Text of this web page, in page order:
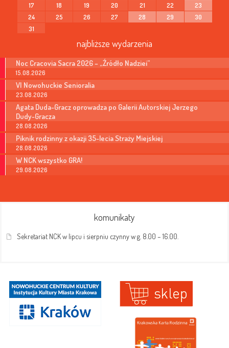
17
18 19 20 21 22
23
24
25 26 27 28 29
30
31
najbliższe wydarzenia
Noc Cracovia Sacra 2026 – „Źródło Nadziei”
15.08.2026
VI Nowohuckie Senioralia
23.08.2026
Agata Duda-Gracz oprowadza po Galerii Autorskiej Jerzego
Dudy-Gracza
28.08.2026
Piknik rodzinny z okazji 35-lecia Straży Miejskiej
28.08.2026
W NCK wszystko GRA!
29.08.2026
komunikaty
Sekretariat NCK w lipcu i sierpniu czynny w g. 8.00 – 16.00.